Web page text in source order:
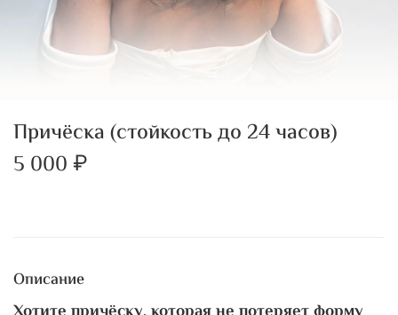
Причёска (стойкость до 24 часов)
5 000 ₽
Описание